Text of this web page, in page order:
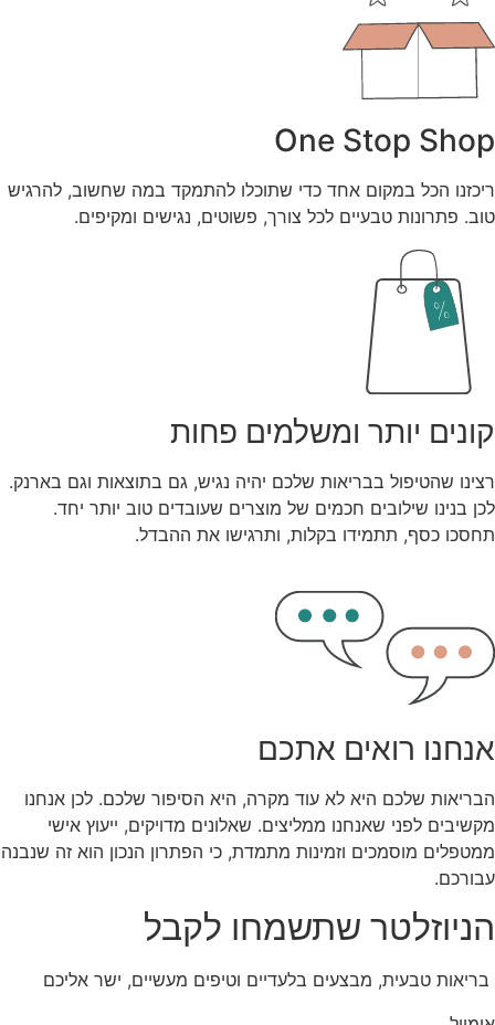
One Stop Shop
ריכזנו הכל במקום אחד כדי שתוכלו להתמקד במה שחשוב, להרגיש
טוב. פתרונות טבעיים לכל צורך, פשוטים, נגישים ומקיפים.
קונים יותר ומשלמים פחות
רצינו שהטיפול בבריאות שלכם יהיה נגיש, גם בתוצאות וגם בארנק.
לכן בנינו שילובים חכמים של מוצרים שעובדים טוב יותר יחד.
תחסכו כסף, תתמידו בקלות, ותרגישו את ההבדל.
אנחנו רואים אתכם
הבריאות שלכם היא לא עוד מקרה, היא הסיפור שלכם. לכן אנחנו
מקשיבים לפני שאנחנו ממליצים. שאלונים מדויקים, ייעוץ אישי
ממטפלים מוסמכים וזמינות מתמדת, כי הפתרון הנכון הוא זה שנבנה
עבורכם.
הניוזלטר שתשמחו לקבל
בריאות טבעית, מבצעים בלעדיים וטיפים מעשיים, ישר אליכם